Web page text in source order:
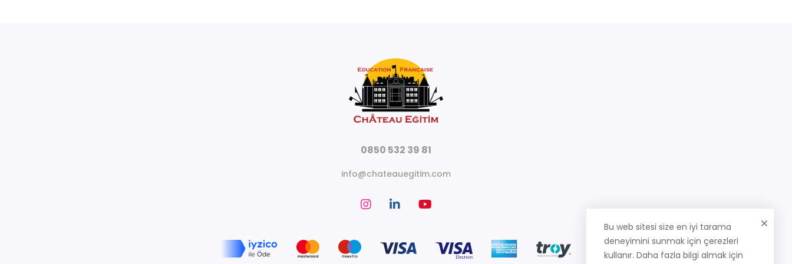
0850 532 39 81
info@chateauegitim.com
Bu web sitesi size en iyi tarama
deneyimini sunmak için çerezleri
kullanır. Daha fazla bilgi almak için